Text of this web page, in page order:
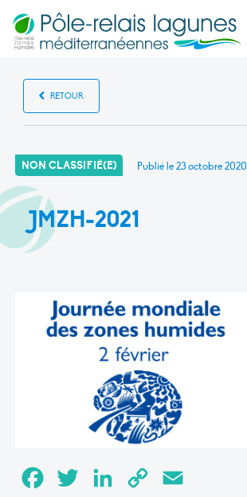
RETOUR
NON CLASSIFIÉ(E) Publié le23 octobre 2020
JMZH-2021
FacebookTwitter LinkedInCopy